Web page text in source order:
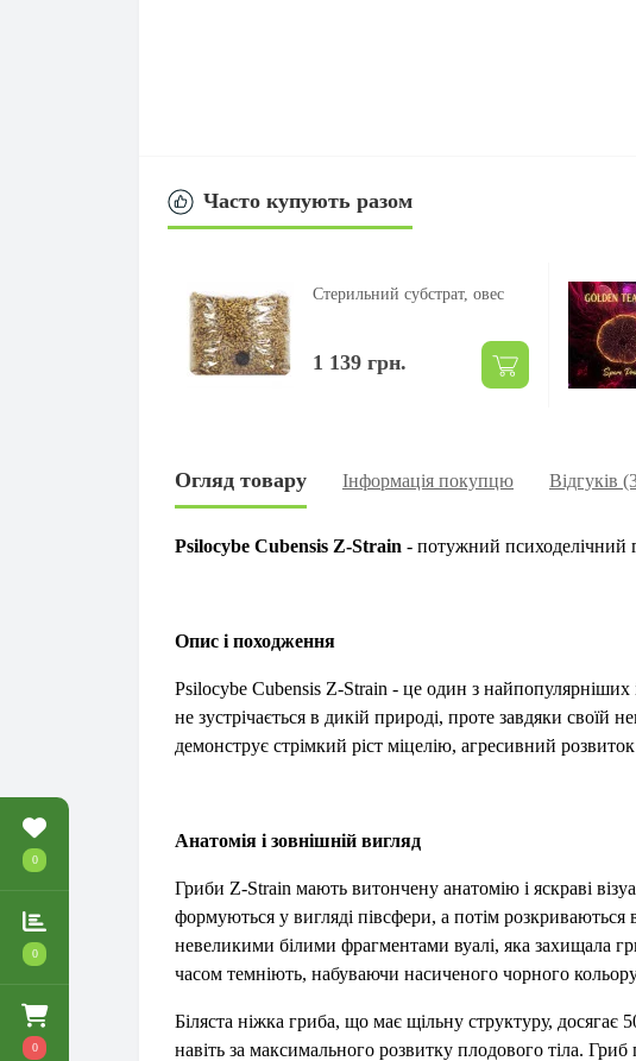
0
0
0
Часто купують разом
Стерильний субстрат, овес
1 139 грн.
Огляд товару Інформація покупцю Відгуків
Psilocybe Cubensis Z-Strain - потужний психоделічний
Опис і походження
Psilocybe Cubensis Z-Strain - це один з
не зустрічається в дикій природі, проте завдяки своїй
демонструє стрімкий ріст міцелію, агресивний
Анатомія і зовнішній вигляд
Гриби Z-Strain мають витончену анатомію і яскраві
формуються у вигляді півсфери, а потім
невеликими білими фрагментами вуалі, яка захищала
часом темніють, набуваючи насиченого чорного
Біляста ніжка гриба, що має щільну структуру, досягає
навіть за максимального розвитку плодового тіла.